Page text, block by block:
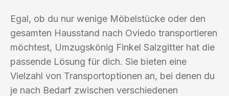
Egal, ob du nur wenige Möbelstücke oder den
gesamten Hausstand nach Oviedo transportieren
möchtest, Umzugskönig Finkel Salzgitter hat die
passende Lösung für dich. Sie bieten eine
Vielzahl von Transportoptionen an, bei denen du
je nach Bedarf zwischen verschiedenen